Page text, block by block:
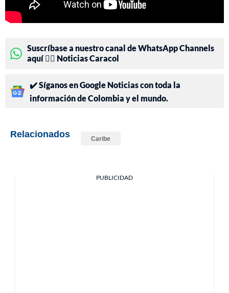
Suscríbase a nuestro canal de WhatsApp Channels
aquí 👉🏻 Noticias Caracol
✔️ Síganos en Google Noticias con toda la
información de Colombia y el mundo.
Relacionados Caribe
PUBLICIDAD